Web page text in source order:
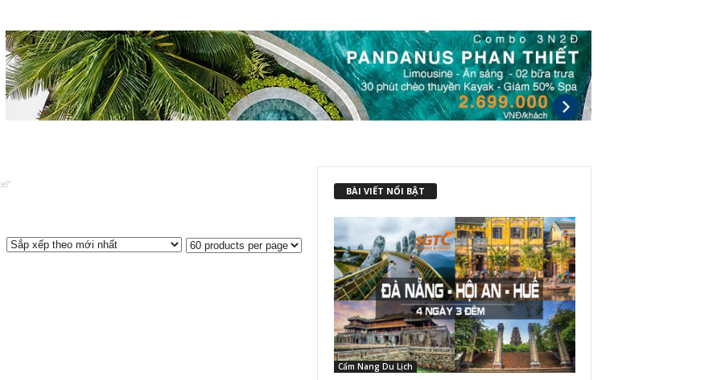
BÀI VIẾT NỔI BẬT
Cẩm Nang Du Lịch